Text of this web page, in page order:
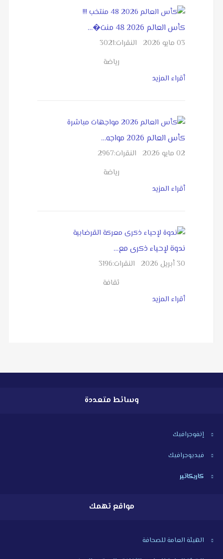
كأس العالم 2026 48 منت�…
03 مايو 2026 النقرات:3021
رياضة
أقراء المزيد
كأس العالم 2026 مواجه…
02 مايو 2026 النقرات:2967
رياضة
أقراء المزيد
ندوة لإحياء ذكرى مع…
30 أبريل 2026 النقرات:3196
ثقافة
أقراء المزيد
وسائط متعددة
إنفوجرافيك
فيديوجرافيك
كاريكاتير
مواقع تهمك
الهيئة العامة للصحافة